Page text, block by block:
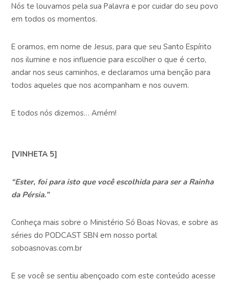
Nós te louvamos pela sua Palavra e por cuidar do seu povo
em todos os momentos.
E oramos, em nome de Jesus, para que seu Santo Espírito
nos ilumine e nos influencie para escolher o que é certo,
andar nos seus caminhos, e declaramos uma benção para
todos aqueles que nos acompanham e nos ouvem.
E todos nós dizemos… Amém!
[VINHETA 5]
“Ester, foi para isto que você escolhida para ser a Rainha
da Pérsia.”
Conheça mais sobre o Ministério Só Boas Novas, e sobre as
séries do PODCAST SBN em nosso portal
soboasnovas.com.br
E se você se sentiu abençoado com este conteúdo acesse